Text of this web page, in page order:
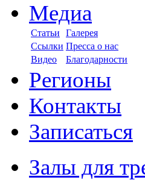
Медиа
Статьи
Галерея
Ссылки Пресса о нас
Видео
Благодарности
Регионы
Контакты
Записаться
Залы для